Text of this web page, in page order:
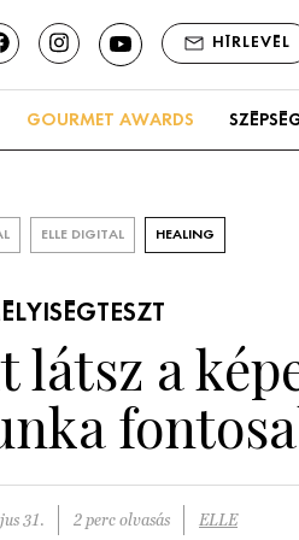
HÍRLEVÉL
GOURMET AWARDS
ELLE DIGITAL HEALING
látsz a
31. 2 perc olvasás ELLE